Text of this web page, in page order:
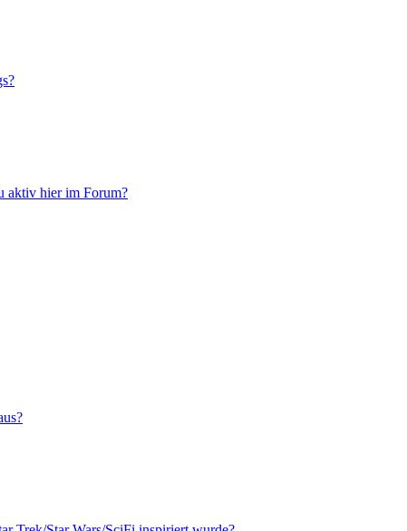
aktiv hier im Forum?